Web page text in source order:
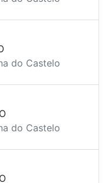
do Castelo
do Castelo